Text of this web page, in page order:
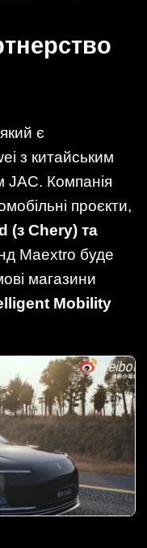
є
з китайським
Компанія
проєкти,
(з Chery) та
Maextro буде
магазини
Mobility